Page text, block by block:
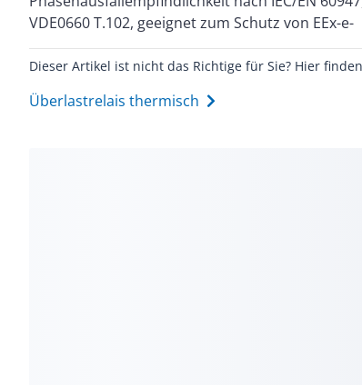
VDE0660 T.102, geeignet zum Schutz von EEx-e-
Dieser Artikel ist nicht das Richtige für Sie? Hier
Überlastrelais thermisch